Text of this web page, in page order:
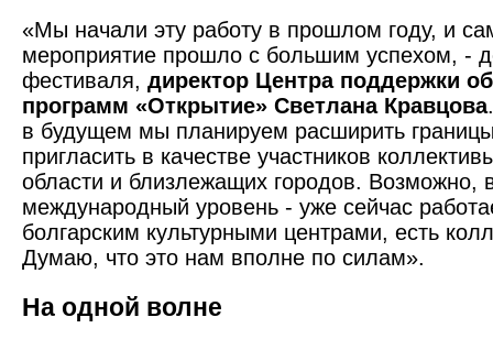
«Мы начали эту работу в прошлом году, и
мероприятие прошло с большим успехом, -
фестиваля, директор Центра поддержки
программ «Открытие» Светлана Кравцова
в будущем мы планируем расширить
пригласить в качестве участников
области и близлежащих городов. Возможно,
международный уровень - уже сейчас
болгарским культурными центрами, есть
Думаю, что это нам вполне по силам».
На одной волне